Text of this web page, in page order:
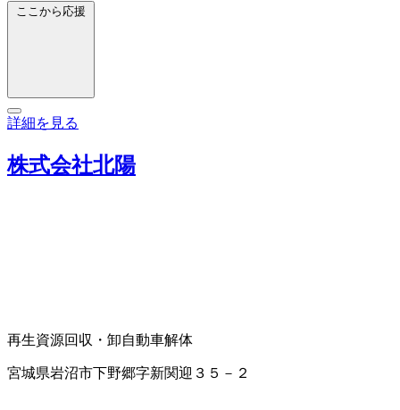
ここから応援
詳細を見る
株式会社北陽
再生資源回収・卸自動車解体
宮城県岩沼市下野郷字新関迎３５－２